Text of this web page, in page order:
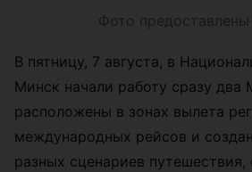
Фото
В пятницу, 7 августа, в
Минск начали работу сразу два
расположены в зонах вылета
международных рейсов и
разных сценариев путешествия,